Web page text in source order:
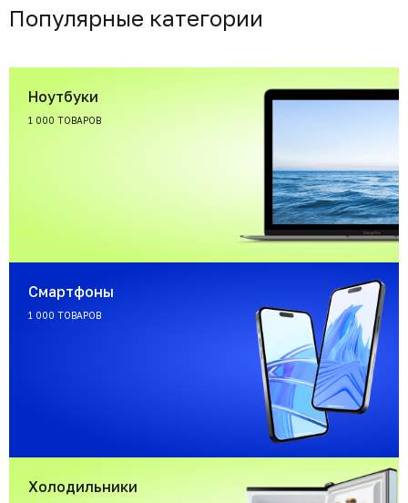
Популярные категории
Ноутбуки
1 000 ТОВАРОВ
Смартфоны
1 000 ТОВАРОВ
Холодильники